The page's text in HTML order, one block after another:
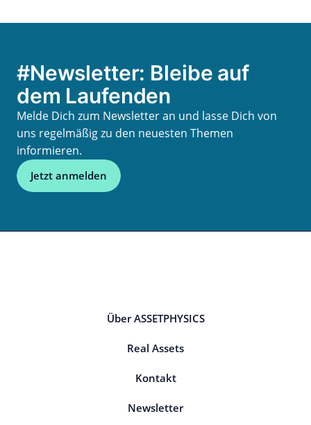
#Newsletter: Bleibe auf
dem Laufenden
Melde Dich zum Newsletter an und lasse Dich von
uns regelmäßig zu den neuesten Themen
informieren.
Jetzt anmelden
Über ASSETPHYSICS
Real Assets
Kontakt
Newsletter